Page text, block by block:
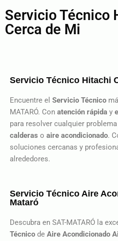
Servicio Técnico
Cerca de Mi
Servicio Técnico Hitachi
Encuentre el Servicio Técnico
MATARÓ. Con atención rápida y
para resolver cualquier
calderas o aire acondicionado.
soluciones cercanas y
alrededores.
Servicio Técnico Aire
Mataró
Descubra en SAT-MATARÓ la
Técnico de Aire Acondicionado